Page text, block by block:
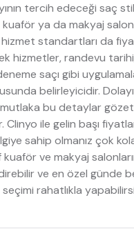
tercih edeceği saç
kuaför ya da makyaj
standartları da
hizmetler, randevu
saçı gibi
belirleyicidir.
bu detaylar
Clinyo ile gelin başı
sahip olmanız çok
ve makyaj
ve en özel günde
rahatlıkla